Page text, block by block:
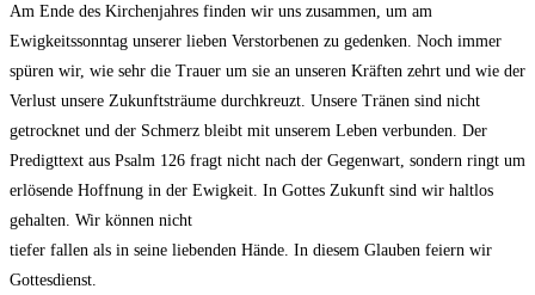
Am Ende des Kirchenjahres finden wir uns zusammen, um am
Ewigkeitssonntag unserer lieben Verstorbenen zu gedenken. Noch immer
spüren wir, wie sehr die Trauer um sie an unseren Kräften zehrt und wie der
Verlust unsere Zukunftsträume durchkreuzt. Unsere Tränen sind nicht
getrocknet und der Schmerz bleibt mit unserem Leben verbunden. Der
Predigttext aus Psalm 126 fragt nicht nach der Gegenwart, sondern ringt um
erlösende Hoffnung in der Ewigkeit. In Gottes Zukunft sind wir haltlos
gehalten. Wir können nicht
tiefer fallen als in seine liebenden Hände. In diesem Glauben feiern wir
Gottesdienst.